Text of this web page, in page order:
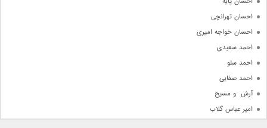
احسان تهرانچی
احسان خواجه امیری
احمد سعیدی
احمد سلو
احمد صفایی
آرش  و مسیح
امیر عباس گلاب